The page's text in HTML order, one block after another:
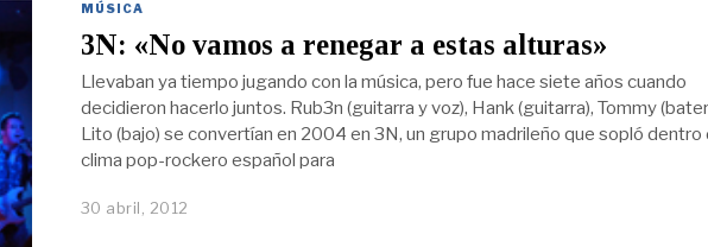
MÚSICA
3N: «No vamos a renegar a estas alturas»
Llevaban ya tiempo jugando con la música, pero fue hace siete años cuando
decidieron hacerlo juntos. Rub3n (guitarra y voz), Hank (guitarra), Tommy
Lito (bajo) se convertían en 2004 en 3N, un grupo madrileño que sopló dentro
clima pop-rockero español para
30 abril, 2012